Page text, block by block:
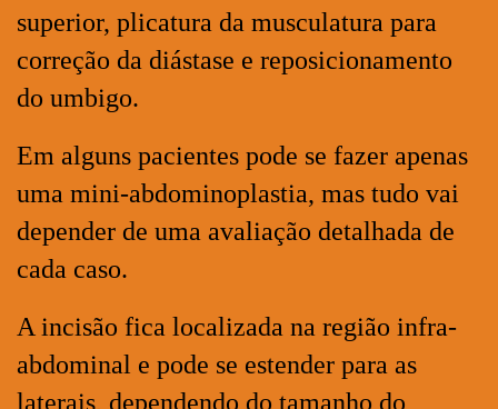
superior, plicatura da musculatura para
correção da diástase e reposicionamento
do umbigo.
Em alguns pacientes pode se fazer apenas
uma mini-abdominoplastia, mas tudo vai
depender de uma avaliação detalhada de
cada caso.
A incisão fica localizada na região infra-
abdominal e pode se estender para as
laterais, dependendo do tamanho do